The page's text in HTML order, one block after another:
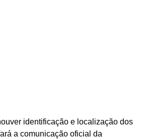
identificação e localização dos
a comunicação oficial da